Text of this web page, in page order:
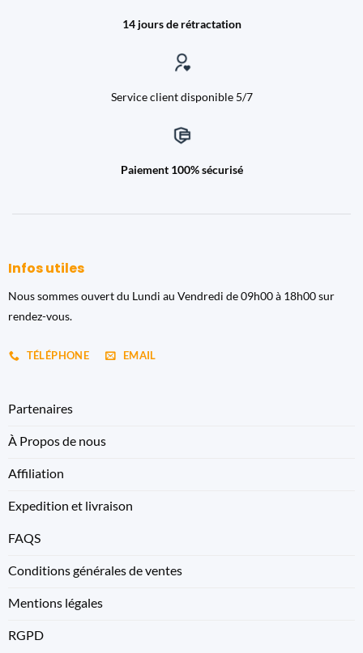
14 jours de rétractation
Service client disponible 5/7
Paiement 100% sécurisé
Infos utiles
Nous sommes ouvert du Lundi au Vendredi de 09h00 à 18h00 sur
rendez-vous.
TÉLÉPHONE EMAIL
Partenaires
À Propos de nous
Affiliation
Expedition et livraison
FAQS
Conditions générales de ventes
Mentions légales
RGPD